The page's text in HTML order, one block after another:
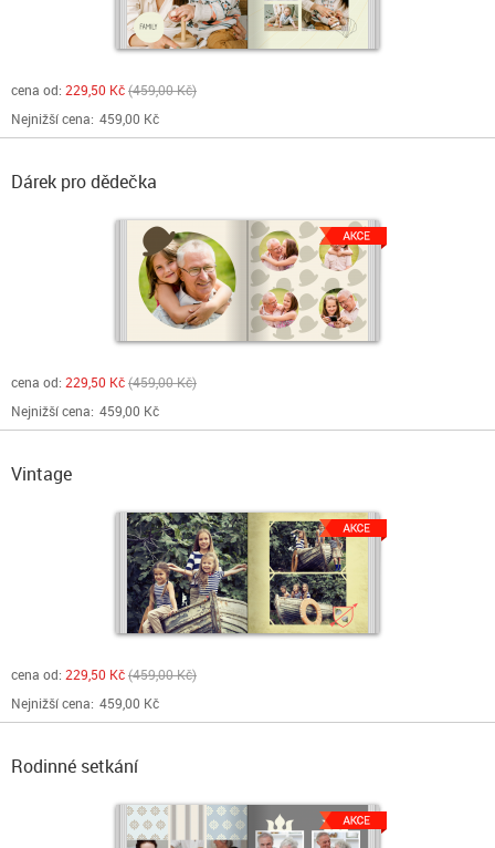
cena od: 229,50 Kč 459,00 Kč
Nejnižší cena: 459,00 Kč
Dárek pro dědečka
cena od: 229,50 Kč 459,00 Kč
Nejnižší cena: 459,00 Kč
Vintage
cena od: 229,50 Kč 459,00 Kč
Nejnižší cena: 459,00 Kč
Rodinné setkání